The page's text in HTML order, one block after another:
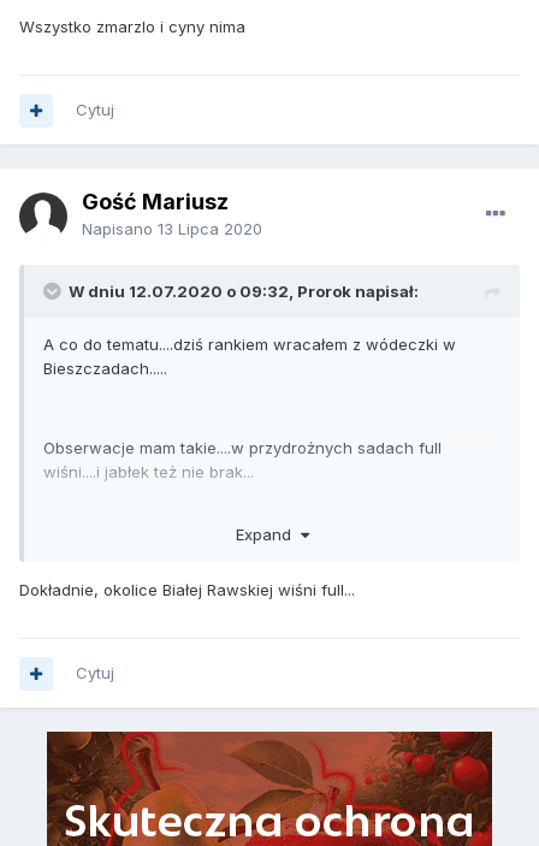
Wszystko zmarzlo i cyny nima
Cytuj
Gość Mariusz
Napisano 13 Lipca 2020
W dniu 12.07.2020 o 09:32, Prorok napisał:
A co do tematu....dziś rankiem wracałem z wódeczki w
Bieszczadach.....
Obserwacje mam takie....w przydrożnych sadach full
wiśni....i jabłek też nie brak...
Expand
Dokładnie, okolice Białej Rawskiej wiśni full...
Cytuj